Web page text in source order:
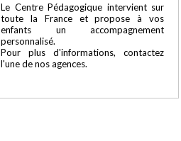
Le Centre Pédagogique intervient sur
toute la France et propose à vos
enfants un accompagnement
personnalisé.
Pour plus d'informations, contactez
l'une de nos agences.